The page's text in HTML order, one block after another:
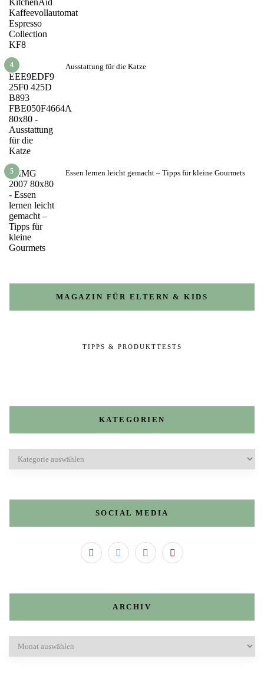
4 Ausstattung für die Katze
5 Essen lernen leicht gemacht – Tipps für kleine Gourmets
MAGAZIN FÜR ELTERN & KIDS
TIPPS & PRODUKTTESTS
KATEGORIEN
SOCIAL MEDIA
ARCHIV